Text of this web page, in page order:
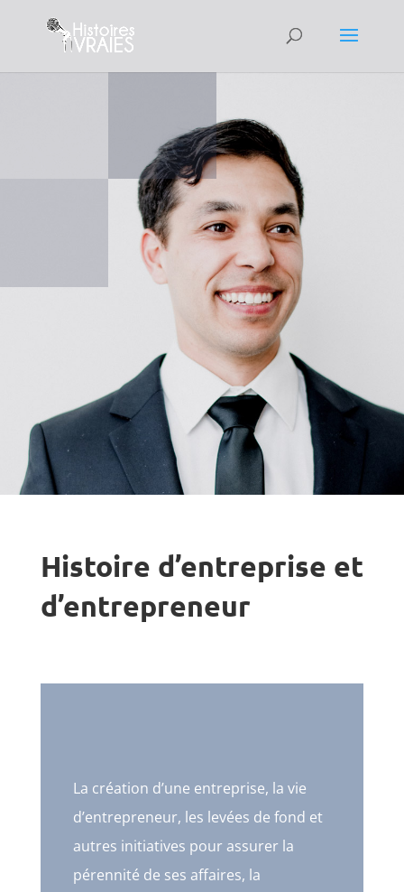
Histoire d’entreprise et
d’entrepreneur
La création d’une entreprise, la vie
d’entrepreneur, les levées de fond et
autres initiatives pour assurer la
pérennité de ses affaires, la